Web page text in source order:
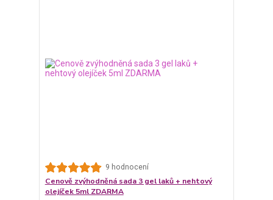
9 hodnocení
Cenově zvýhodněná sada 3 gel laků + nehtový
olejíček 5ml ZDARMA